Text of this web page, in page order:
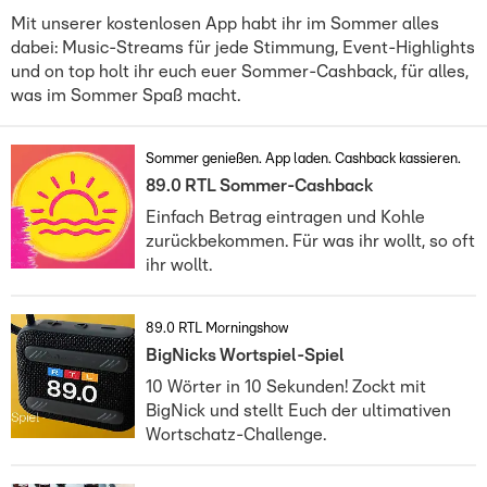
Mit unserer kostenlosen App habt ihr im Sommer alles
dabei: Music-Streams für jede Stimmung, Event-Highlights
und on top holt ihr euch euer Sommer-Cashback, für alles,
was im Sommer Spaß macht.
Sommer genießen. App laden. Cashback kassieren.
89.0 RTL Sommer-Cashback
Einfach Betrag eintragen und Kohle
zurückbekommen. Für was ihr wollt, so oft
ihr wollt.
89.0 RTL Morningshow
BigNicks Wortspiel-Spiel
10 Wörter in 10 Sekunden! Zockt mit
BigNick und stellt Euch der ultimativen
Wortschatz-Challenge.